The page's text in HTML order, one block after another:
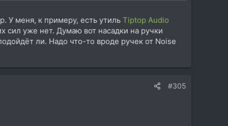
У меня, к примеру, есть утиль Tiptop Audio
сил уже нет. Думаю вот насадки на ручки
ли. Надо что-то вроде ручек от Noise
#305